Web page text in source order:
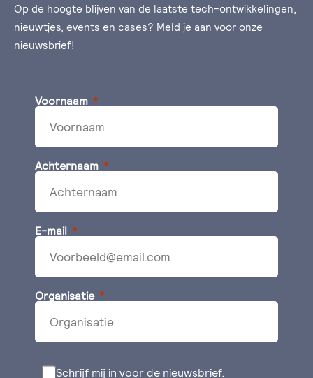
Op de hoogte blijven van de laatste tech-ontwikkelingen,
nieuwtjes, events en cases? Meld je aan voor onze
nieuwsbrief!
Voornaam
Achternaam
E-mail
Organisatie
Schrijf mij in voor de nieuwsbrief.